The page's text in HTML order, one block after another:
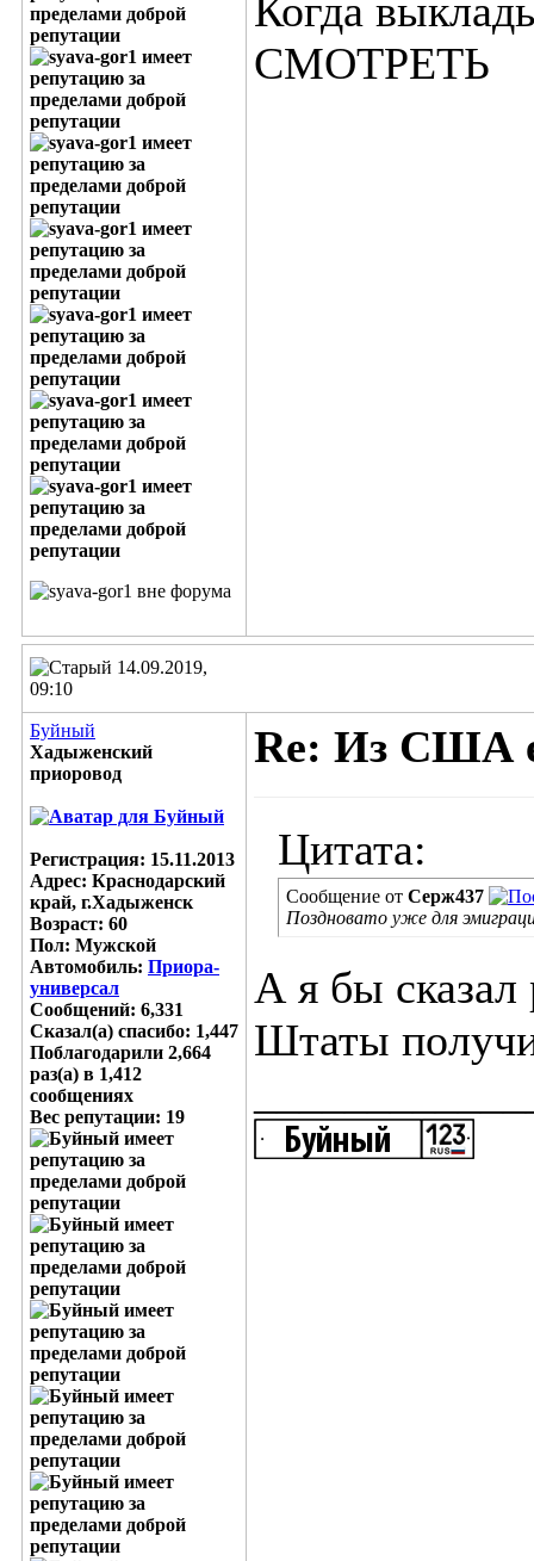
Когда
СМОТРЕТЬ
14.09.2019,
09:10
Буйный
Хадыженский
приоровод
Регистрация: 15.11.2013
Адрес: Краснодарский
край, г.Хадыженск
Возраст: 60
Пол: Мужской
Автомобиль: Приора-
универсал
Сообщений: 6,331
Сказал(а) спасибо: 1,447
Поблагодарили 2,664
раз(а) в 1,412
сообщениях
Вес репутации: 19
Re: Из США
Цитата:
Сообщение от Серж437
Поздновато уже для
А я бы сказал
Штаты